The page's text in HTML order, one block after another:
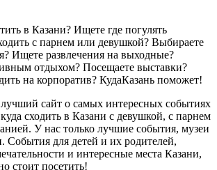
в Казани? Ищете где погулять
с парнем или девушкой? Выбираете
Ищете развлечения на выходные?
отдыхом? Посещаете выставки?
на корпоратив? КудаКазань поможет!
сайт о самых интересных событиях
сходить в Казани с девушкой, с парнем
У нас только лучшие события, музеи
События для детей и их родителей,
и интересные места Казани,
стоит посетить!